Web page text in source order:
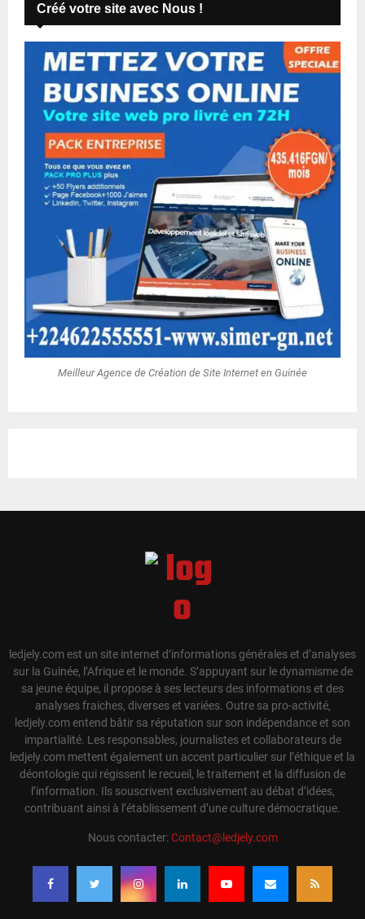
Créé votre site avec Nous !
Meilleur Agence de Création de Site Internet en Guinée
ledjely.com est un site internet d’informations générales et d’analyses
sur la Guinée, l’Afrique et le monde. S’appuyant sur le dynamisme de
sa jeune équipe, il propose à ses lecteurs des informations et des
analyses fraiches, diverses et variées. Outre sa pro-activité,
ledjely.com entend bâtir sa réputation sur son indépendance et son
impartialité. Les responsables, journalistes et collaborateurs de
ledjely.com mettent également un accent particulier sur l’éthique et la
déontologie qui régissent le recueil, le traitement et la diffusion de
l’information. Ils souscrivent exclusivement au débat d’idées,
contribuant ainsi à l’établissement d’une culture démocratique.
Nous contacter:Contact@ledjely.com